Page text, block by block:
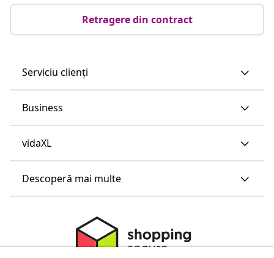
Retragere din contract
Serviciu clienți
Business
vidaXL
Descoperă mai multe